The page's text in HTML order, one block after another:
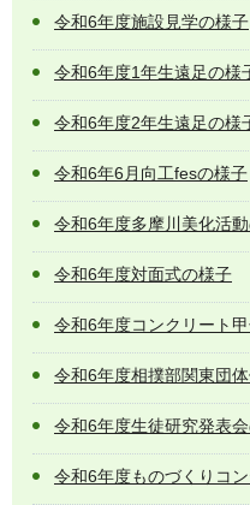
令和6年度施設見学の様子
令和6年度1年生遠足の様
令和6年度2年生遠足の様
令和6年6月向工fesの様子
令和6年度多摩川美化活
令和6年度対面式の様子
令和6年度コンクリート
令和6年度相撲部関東団
令和6年度生徒研究発表
令和6年度ものづくりコ